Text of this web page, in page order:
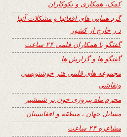
کمک، همکاری و نکوکاران
گرد همایی های افغانها و مشکلات آنها
د ر خارج از کشور
گفتگو با همکاران قلمی ۲۴ ساعت
گفتگو ها و گزارش ها
مجموعه های قلمی هنر خوشنویسی
ونقاشی
محرم ماه پیروزی خون بر شمشیر
مسایل جهان ، منطقه و افغانستان
مشاعره ۲۴ ساعت